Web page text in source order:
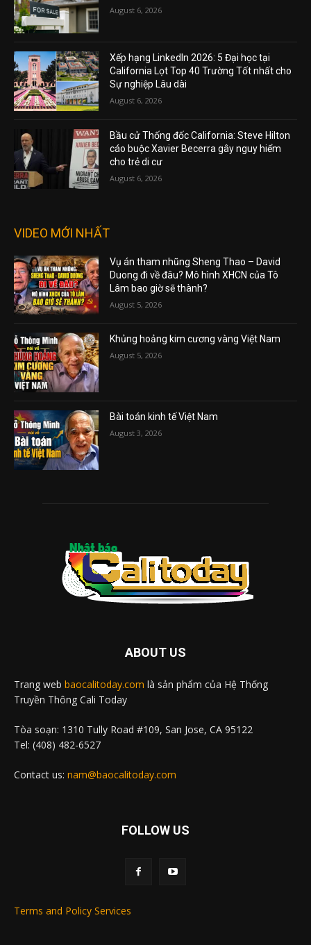
August 6, 2026
Xếp hạng LinkedIn 2026: 5 Đại học tại
California Lọt Top 40 Trường Tốt nhất cho
Sự nghiệp Lâu dài
August 6, 2026
Bầu cử Thống đốc California: Steve Hilton
cáo buộc Xavier Becerra gây nguy hiểm
cho trẻ di cư
August 6, 2026
VIDEO MỚI NHẤT
Vụ án tham nhũng Sheng Thao – David
Duong đi về đâu? Mô hình XHCN của Tô
Lâm bao giờ sẽ thành?
August 5, 2026
Khủng hoảng kim cương vàng Việt Nam
August 5, 2026
Bài toán kinh tế Việt Nam
August 3, 2026
ABOUT US
Trang web baocalitoday.com là sản phẩm của Hệ Thống
Truyền Thông Cali Today
Tòa soạn: 1310 Tully Road #109, San Jose, CA 95122
Tel: (408) 482-6527
Contact us: nam@baocalitoday.com
FOLLOW US
Terms and Policy Services